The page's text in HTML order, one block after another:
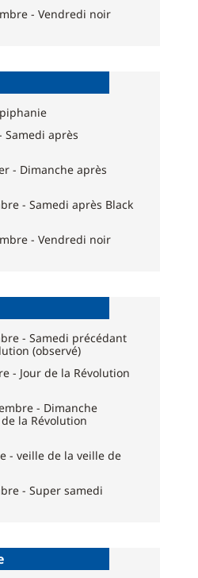
- Vendredi noir
Samedi après
- Dimanche après
- Samedi après Black
- Vendredi noir
- Samedi précédant
(observé)
- Jour de la Révolution
- Dimanche
la Révolution
- veille de la veille de
- Super samedi